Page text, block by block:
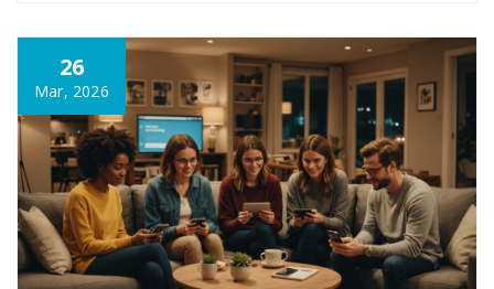
26
Mar, 2026